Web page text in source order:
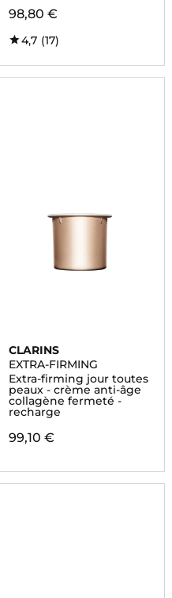
98,80 €
4,7 (17)
CLARINS
EXTRA-FIRMING
Extra-firming jour toutes
peaux - crème anti-âge
collagène fermeté -
recharge
99,10 €